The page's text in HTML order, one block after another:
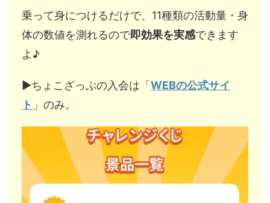
乗って身につけるだけで、11種類の活動量・身
体の数値を測れるので即効果を実感できます
よ♪
▶︎ちょこざっぷの入会は「WEBの公式サイ
ト 」のみ。